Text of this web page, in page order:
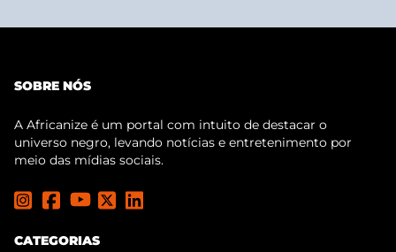
SOBRE NÓS
A Africanize é um portal com intuito de destacar o
universo negro, levando notícias e entretenimento por
meio das mídias sociais.
CATEGORIAS